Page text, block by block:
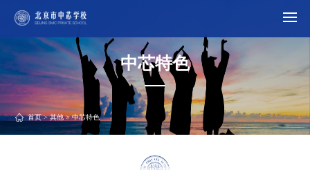
中芯特色
首页>其他> 中芯特色